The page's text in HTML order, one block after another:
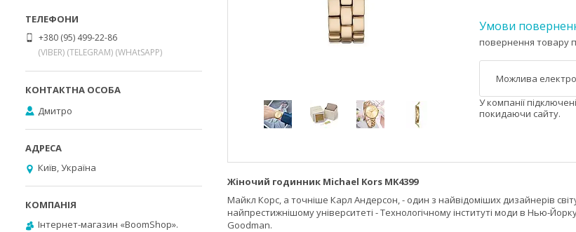
повернення товару
У компанії
покидаючи сайту.
Жіночий годинник Michael Kors MK4399
Майкл Корс, а точніше Карл Андерсон, - один з найвідоміших дизайнерів
найпрестижнішому університеті - Технологічному інституті моди в Нью-
Goodman.
+380 (95) 499-22-86
(VIBER) (TELEGRAM) (WHAtSAPP)
Дмитро
Київ, Україна
Інтернет-магазин «BoomShop».